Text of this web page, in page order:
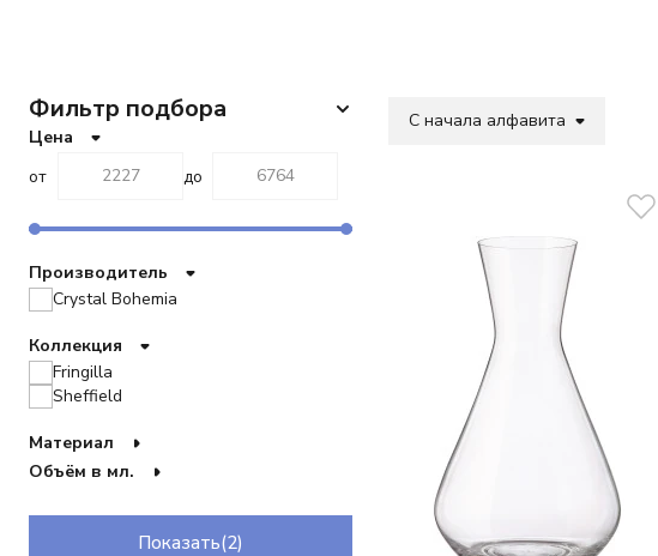
C начала алфавита
Фильтр подбора
Цена
от
до
Производитель
Crystal Bohemia
Коллекция
Fringilla
Sheffield
Материал
Объём в мл.
Показать